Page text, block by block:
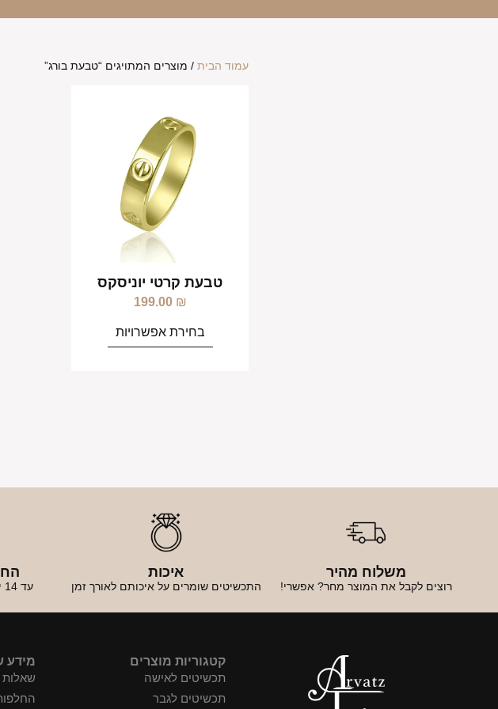
עמוד הבית/ מוצרים המתויגים “טבעת בורג”
טבעת קרטי יוניסקס
199.00 ₪
בחירת אפשרויות
משלוח מהיר
רוצים לקבל את המוצר מחר? אפשרי!
איכות
התכשיטים שומרים על איכותם לאורך זמן עד 14 יום מיום קבלת הפריט
קטגוריות מוצרים
תכשיטים לאישה
תכשיטים לגבר
מידע
שאלות